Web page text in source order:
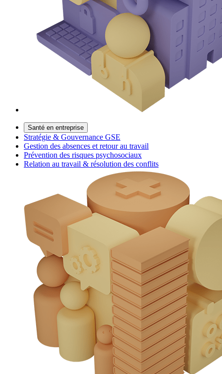
Santé en entreprise
Stratégie & Gouvernance GSE
Gestion des absences et retour au travail
Prévention des risques psychosociaux
Relation au travail & résolution des conflits